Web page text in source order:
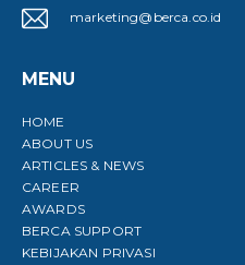
marketing@berca.co.id
MENU
HOME
ABOUT US
ARTICLES & NEWS
CAREER
AWARDS
BERCA SUPPORT
KEBIJAKAN PRIVASI